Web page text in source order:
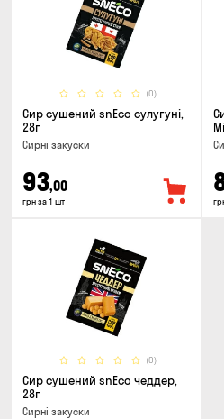
(0)
Сир сушений snEco сулугуні,
28г
Сирні закуски
93,00
грн за 1 шт
(0)
Сир сушений snEco чеддер,
28г
Сирні закуски